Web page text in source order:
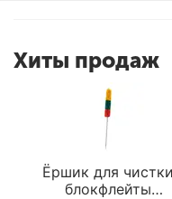
Хиты продаж
Ёршик для чистки
блокфлейты